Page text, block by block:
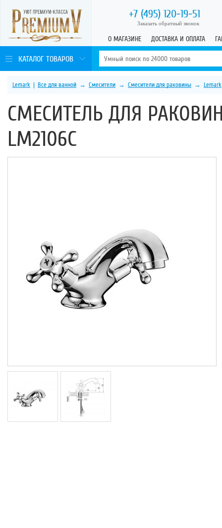
+7 (495) 120-19-51
Заказать обратный звонок
О МАГАЗИНЕ ДОСТАВКА И ОПЛАТА
КАТАЛОГ ТОВАРОВ
Lemark | Все для ванной → Смесители → Смесители для раковины → Lemark
СМЕСИТЕЛЬ ДЛЯ
LM2106C